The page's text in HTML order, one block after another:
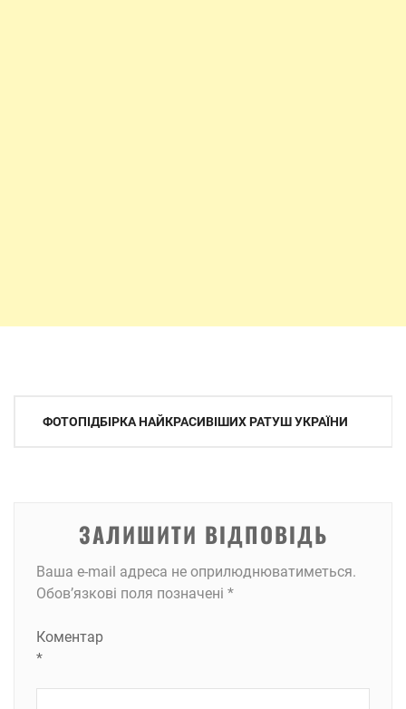
Навігація
ФОТОПІДБІРКА НАЙКРАСИВІШИХ РАТУШ УКРАЇНИ
ЗАЛИШИТИ ВІДПОВІДЬ
Ваша e-mail адреса не оприлюднюватиметься.
Обов’язкові поля позначені *
Коментар
*